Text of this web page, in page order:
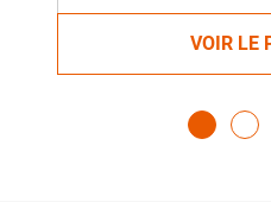
VOIR LE